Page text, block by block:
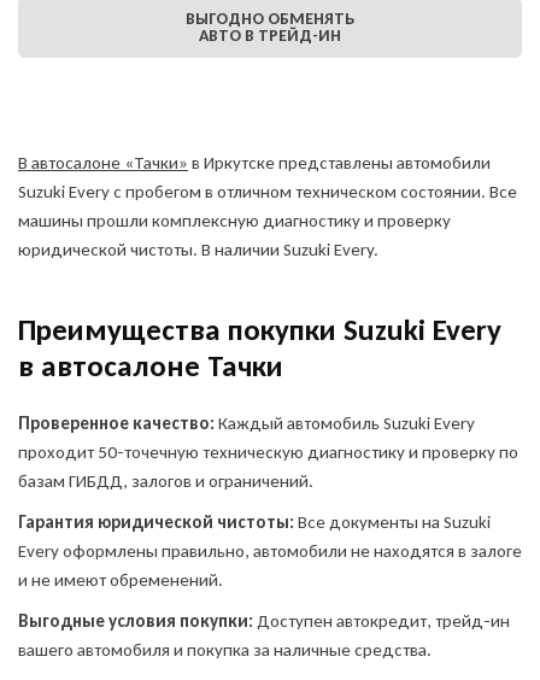
ВЫГОДНО ОБМЕНЯТЬ
АВТО В ТРЕЙД-ИН
В автосалоне «Тачки» в Иркутске представлены автомобили
Suzuki Every с пробегом в отличном техническом состоянии. Все
машины прошли комплексную диагностику и проверку
юридической чистоты. В наличии Suzuki Every.
Преимущества покупки Suzuki Every
в автосалоне Тачки
Проверенное качество: Каждый автомобиль Suzuki Every
проходит 50-точечную техническую диагностику и проверку по
базам ГИБДД, залогов и ограничений.
Гарантия юридической чистоты: Все документы на Suzuki
Every оформлены правильно, автомобили не находятся в залоге
и не имеют обременений.
Выгодные условия покупки: Доступен автокредит, трейд-ин
вашего автомобиля и покупка за наличные средства.